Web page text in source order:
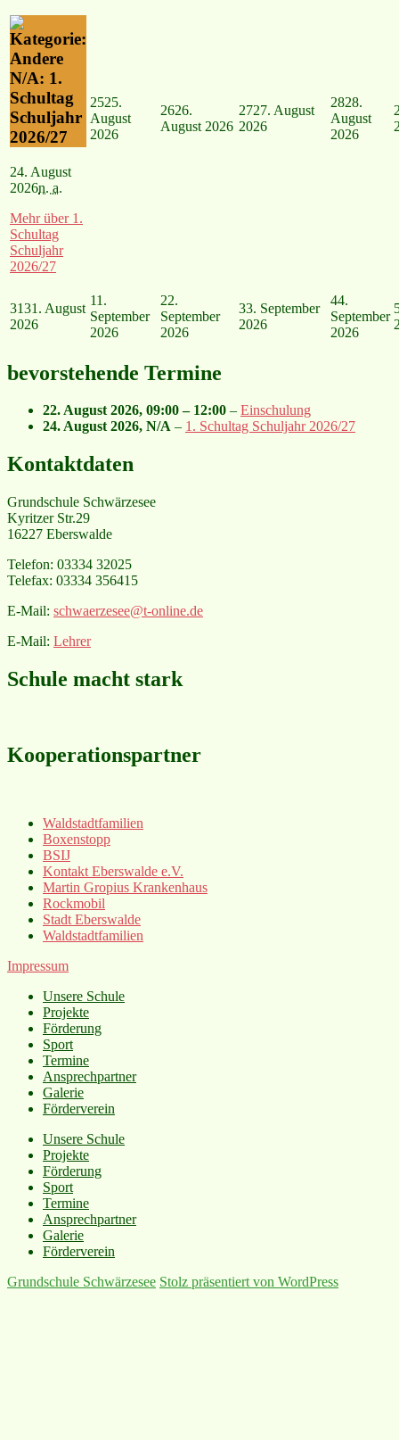
N/A: 1.
Schultag
Schuljahr
2026/27
24. August
2026n. a.
Mehrüber 1.
Schultag
Schuljahr
2026/27
2525.
August
2026
2626.
August 2026
2727. August
2026
2828.
August
2026
3131. August
2026
11.
September
2026
22.
September
2026
33. September
2026
44.
September
2026
bevorstehende Termine
22. August 2026, 09:00 – 12:00 – Einschulung
24. August 2026, N/A – 1. Schultag Schuljahr 2026/27
Kontaktdaten
Grundschule Schwärzesee
Kyritzer Str.29
16227 Eberswalde
Telefon: 03334 32025
Telefax: 03334 356415
E-Mail: schwaerzesee@t-online.de
E-Mail: Lehrer
Schule macht stark
Kooperationspartner
Waldstadtfamilien
Boxenstopp
BSIJ
Kontakt Eberswalde e.V.
Martin Gropius Krankenhaus
Rockmobil
Stadt Eberswalde
Waldstadtfamilien
Impressum
Unsere Schule
Projekte
Förderung
Sport
Termine
Ansprechpartner
Galerie
Förderverein
Unsere Schule
Projekte
Förderung
Sport
Termine
Ansprechpartner
Galerie
Förderverein
Grundschule Schwärzesee Stolz präsentiert von WordPress